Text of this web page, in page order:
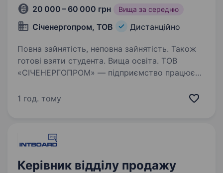
20 000 – 60 000 грн Вища за середню
Січенергопром, ТОВ Дистанційно
Повна зайнятість, неповна зайнятість. Також
готові взяти студента. Вища освіта. ТОВ
«СІЧЕНЕРГОПРОМ» — підприємство працює
промислових підприємств. Послуги компанії
обладнання,…
1 год. тому
Керівник відділу продажу